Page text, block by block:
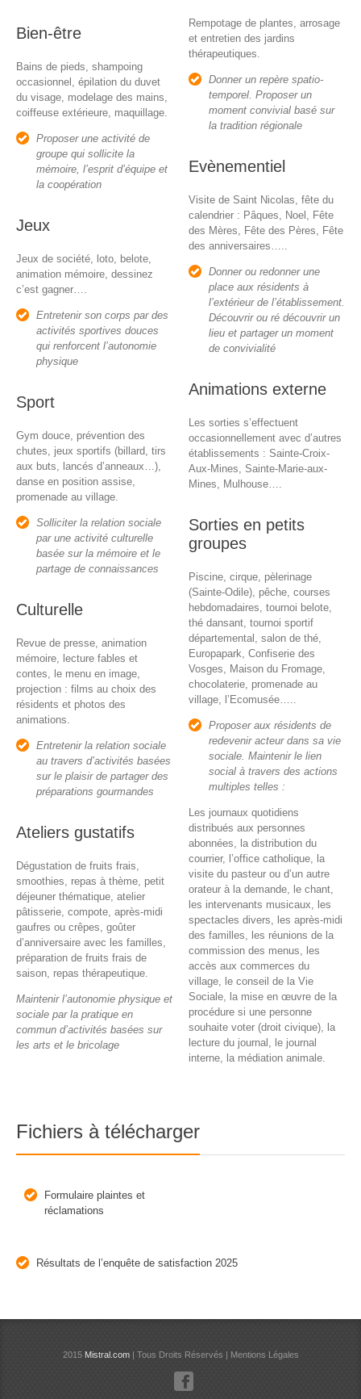
Bien-être
Bains de pieds, shampoing
occasionnel, épilation du duvet
du visage, modelage des mains,
coiffeuse extérieure, maquillage.
Proposer une activité de
groupe qui sollicite la
mémoire, l’esprit d’équipe et
la coopération
Jeux
Jeux de société, loto, belote,
animation mémoire, dessinez
c’est gagner….
Entretenir son corps par des
activités sportives douces
qui renforcent l’autonomie
physique
Sport
Gym douce, prévention des
chutes, jeux sportifs (billard, tirs
aux buts, lancés d’anneaux…),
danse en position assise,
promenade au village.
Solliciter la relation sociale
par une activité culturelle
basée sur la mémoire et le
partage de connaissances
Culturelle
Revue de presse, animation
mémoire, lecture fables et
contes, le menu en image,
projection : films au choix des
résidents et photos des
animations.
Entretenir la relation sociale
au travers d’activités basées
sur le plaisir de partager des
préparations gourmandes
Ateliers gustatifs
Dégustation de fruits frais,
smoothies, repas à thème, petit
déjeuner thématique, atelier
pâtisserie, compote, après-midi
gaufres ou crêpes, goûter
d’anniversaire avec les familles,
préparation de fruits frais de
saison, repas thérapeutique.
Maintenir l’autonomie physique et
sociale par la pratique en
commun d’activités basées sur
les arts et le bricolage
Rempotage de plantes, arrosage
et entretien des jardins
thérapeutiques.
Donner un repère spatio-
temporel. Proposer un
moment convivial basé sur
la tradition régionale
Evènementiel
Visite de Saint Nicolas, fête du
calendrier : Pâques, Noel, Fête
des Mères, Fête des Pères, Fête
des anniversaires…..
Donner ou redonner une
place aux résidents à
l’extérieur de l’établissement.
Découvrir ou ré découvrir un
lieu et partager un moment
de convivialité
Animations externe
Les sorties s’effectuent
occasionnellement avec d’autres
établissements : Sainte-Croix-
Aux-Mines, Sainte-Marie-aux-
Mines, Mulhouse….
Sorties en petits
groupes
Piscine, cirque, pèlerinage
(Sainte-Odile), pêche, courses
hebdomadaires, tournoi belote,
thé dansant, tournoi sportif
départemental, salon de thé,
Europapark, Confiserie des
Vosges, Maison du Fromage,
chocolaterie, promenade au
village, l’Ecomusée…..
Proposer aux résidents de
redevenir acteur dans sa vie
sociale. Maintenir le lien
social à travers des actions
multiples telles :
Les journaux quotidiens
distribués aux personnes
abonnées, la distribution du
courrier, l’office catholique, la
visite du pasteur ou d’un autre
orateur à la demande, le chant,
les intervenants musicaux, les
spectacles divers, les après-midi
des familles, les réunions de la
commission des menus, les
accès aux commerces du
village, le conseil de la Vie
Sociale, la mise en œuvre de la
procédure si une personne
souhaite voter (droit civique), la
lecture du journal, le journal
interne, la médiation animale.
Fichiers à télécharger
Formulaire plaintes et
réclamations
Résultats de l’enquête de satisfaction 2025
2015 Mistral.com| Tous Droits Réservés | Mentions Légales